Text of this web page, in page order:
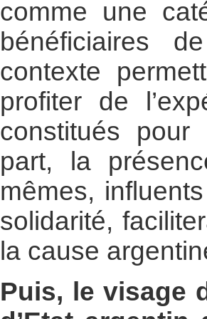
comme une
bénéficiaires
contexte
profiter de
constitués pour
part, la
mêmes,
solidarité,
la cause
Puis, le visage